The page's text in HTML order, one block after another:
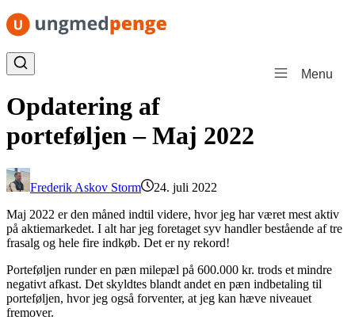
Spring til indhold
Menu
Opdatering af
porteføljen – Maj 2022
Frederik Askov Storm
24. juli 2022
Maj 2022 er den måned indtil videre, hvor jeg har været mest aktiv
på aktiemarkedet. I alt har jeg foretaget syv handler bestående af tre
frasalg og hele fire indkøb. Det er ny rekord!
Porteføljen runder en pæn milepæl på 600.000 kr. trods et mindre
negativt afkast. Det skyldtes blandt andet en pæn indbetaling til
porteføljen, hvor jeg også forventer, at jeg kan hæve niveauet
fremover.